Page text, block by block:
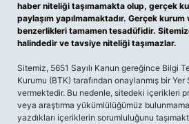
haber niteliği taşımamakta olup, gerçek
paylaşım yapılmamaktadır. Gerçek
benzerlikleri tamamen tesadüfidir.
halindedir ve tavsiye niteliği taşımazlar.
Sitemiz, 5651 Sayılı Kanun gereğince Bilgi
Kurumu (BTK) tarafından onaylanmış bir
vermektedir. Bu nedenle, sitedeki içerikleri
veya araştırma yükümlülüğümüz
yazdıkları içeriklerin sorumluluğunu